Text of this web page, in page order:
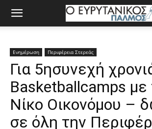
Ενημέρωση Περιφέρεια Στερεάς
Για 5ησυνεχή
Basketballcamps με
Νίκο Οικονόμου –
σε όλη την